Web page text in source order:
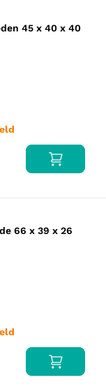
45 x 40 x 40
66 x 39 x 26